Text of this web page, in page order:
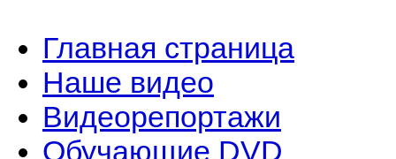
Главная страница
Наше видео
Видеорепортажи
Обучающие DVD